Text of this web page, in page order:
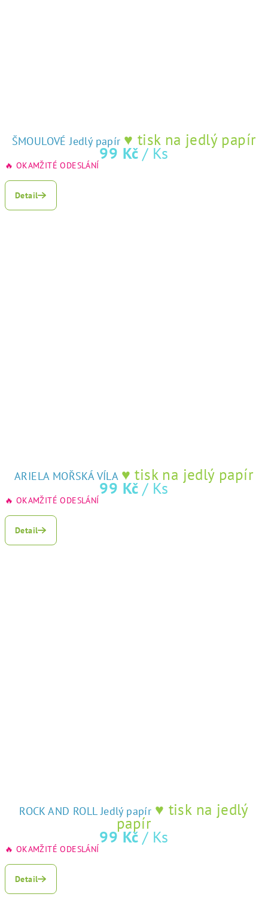
ŠMOULOVÉ Jedlý papír ♥ tisk na jedlý papír
99 Kč / Ks
🔥 OKAMŽITÉ ODESLÁNÍ
Detail
ARIELA MOŘSKÁ VÍLA ♥ tisk na jedlý papír
99 Kč / Ks
🔥 OKAMŽITÉ ODESLÁNÍ
Detail
ROCK AND ROLL Jedlý papír ♥ tisk na jedlý
papír
99 Kč / Ks
🔥 OKAMŽITÉ ODESLÁNÍ
Detail